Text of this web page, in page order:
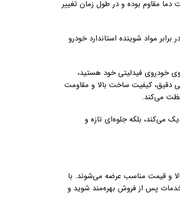
دما مقاوم بوده و در طول زمان تغییر
مواد شوینده استاندارد خودرو
خودروی فیدلیتی خود هستید،
دقیق، کیفیت ساخت بالا و مقاومت
می‌کند.
می‌کند، بلکه جلوه‌ای تازه و
و قیمت مناسب عرضه می‌شوند. با
خدمات پس از فروش بهره‌مند شوید و